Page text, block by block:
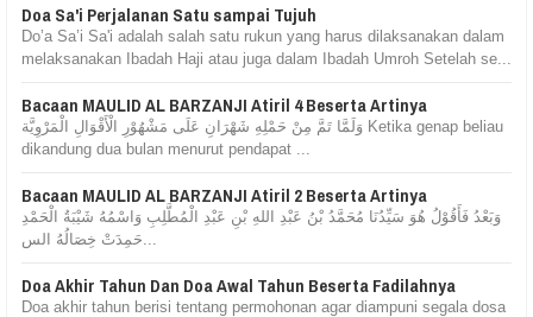
Doa Sa'i Perjalanan Satu sampai Tujuh
Do’a Sa’i Sa'i adalah salah satu rukun yang harus dilaksanakan dalam
melaksanakan Ibadah Haji atau juga dalam Ibadah Umroh Setelah se...
Bacaan MAULID AL BARZANJI Atiril 4 Beserta Artinya
وَلَمَّا تَمَّ مِنْ حَمْلِهِ شَهْرَانِ عَلَى مَشْهُوْرِ الْأَقْوَالِ الْمَرْوِيَّة Ketika genap beliau
dikandung dua bulan menurut pendapat ...
Bacaan MAULID AL BARZANJI Atiril 2 Beserta Artinya
وَبَعْدُ فَأَقُوْلُ هُوَ سَيِّدُنَا مُحَمَّدُ بْنُ عَبْدِ اللهِ بْنِ عَبْدِ الْمُطَّلِبِ وَاسْمُهُ شَيْبَةُ الْحَمْدِ
Doa Akhir Tahun Dan Doa Awal Tahun Beserta Fadilahnya
Doa akhir tahun berisi tentang permohonan agar diampuni segala dosa